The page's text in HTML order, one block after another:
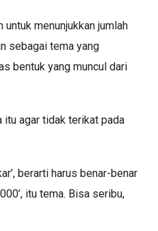
menunjukkan jumlah
sebagai tema yang
bentuk yang muncul dari
itu agar tidak terikat pada
berarti harus benar-benar
itu tema. Bisa seribu,